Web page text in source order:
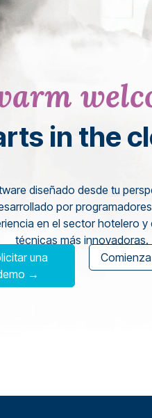
diseñado desde tu
por
en el sector hotelero y
técnicas más innovadoras.
in the
una
→